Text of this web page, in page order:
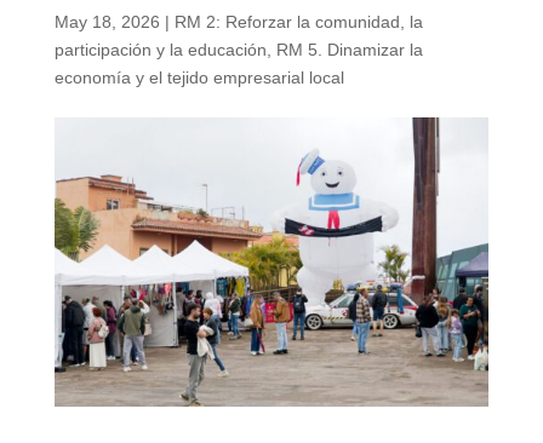
May 18, 2026 | RM 2: Reforzar la comunidad, la
participación y la educación
RM 5. Dinamizar la
economía y el tejido empresarial local